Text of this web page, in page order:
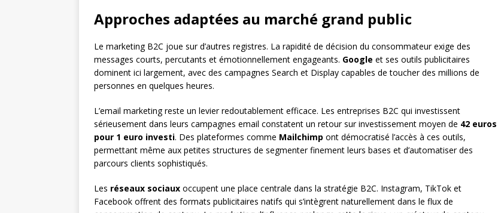
Approches adaptées au marché grand public
Le marketing B2C joue sur d’autres registres. La rapidité de décision du consommateur exige des
messages courts, percutants et émotionnellement engageants. Google et ses outils publicitaires
dominent ici largement, avec des campagnes Search et Display capables de toucher des millions de
personnes en quelques heures.
L’email marketing reste un levier redoutablement efficace. Les entreprises B2C qui investissent
sérieusement dans leurs campagnes email constatent un retour sur investissement moyen de 42 euros
pour 1 euro investi. Des plateformes comme Mailchimp ont démocratisé l’accès à ces outils,
permettant même aux petites structures de segmenter finement leurs bases et d’automatiser des
parcours clients sophistiqués.
Les réseaux sociaux occupent une place centrale dans la stratégie B2C. Instagram, TikTok et
Facebook offrent des formats publicitaires natifs qui s’intègrent naturellement dans le flux de